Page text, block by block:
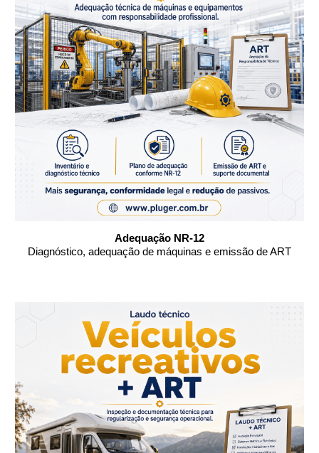
Adequação NR-12
Diagnóstico, adequação de máquinas e emissão de ART